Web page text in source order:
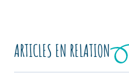
ARTICLES EN RELATION